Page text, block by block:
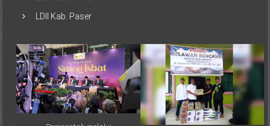
Pemerintah melalui